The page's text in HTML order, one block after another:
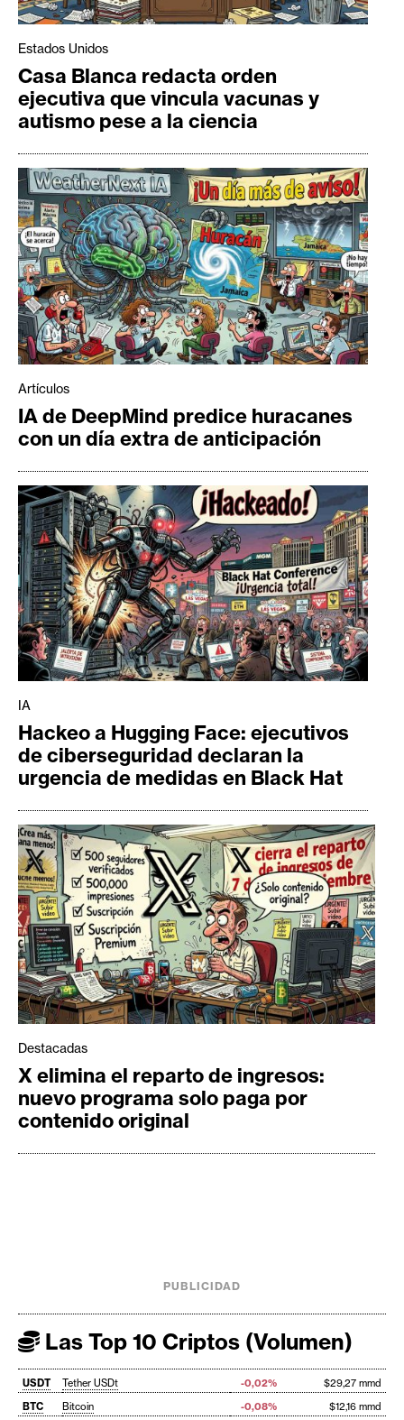
Estados Unidos
Casa Blanca redacta orden
ejecutiva que vincula vacunas y
autismo pese a la ciencia
Artículos
IA de DeepMind predice huracanes
con un día extra de anticipación
IA
Hackeo a Hugging Face: ejecutivos
de ciberseguridad declaran la
urgencia de medidas en Black Hat
Destacadas
X elimina el reparto de ingresos:
nuevo programa solo paga por
contenido original
PUBLICIDAD
Las Top 10 Criptos (Volumen)
USDT Tether USDt -0,02%
$29,27 mmd
BTC
Bitcoin -0,08% $12,16 mmd